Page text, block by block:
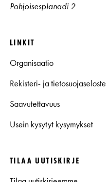
Pohjoisesplanadi 2
LINKIT
Organisaatio
Rekisteri- ja tietosuojaseloste
Saavutettavuus
Usein kysytyt kysymykset
TILAA UUTISKIRJE